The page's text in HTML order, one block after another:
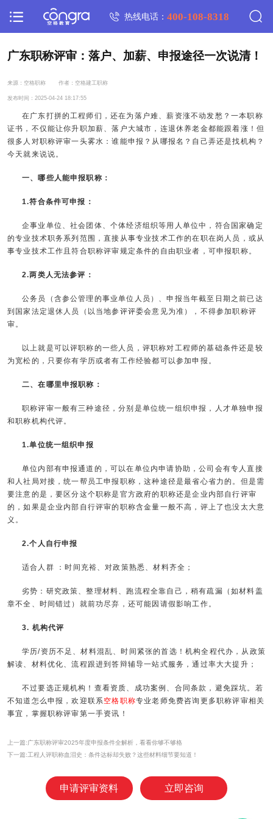
热线电话：400-108-8318
广东职称评审：落户、加薪、申报途径一次说清！
来源：空格职称 作者：空格建工职称
发布时间：2025-04-24 18:17:55
在广东打拼的工程师们，还在为落户难、薪资涨不动发愁？一本职称
证书，不仅能让你升职加薪、落户大城市，连退休养老金都能跟着涨！但
很多人对职称评审一头雾水：谁能申报？从哪报名？自己弄还是找机构？
今天就来说说。
一、哪些人能申报职称：
1.符合条件可申报：
企事业单位、社会团体、个体经济组织等用人单位中，符合国家确定
的专业技术职务系列范围，直接从事专业技术工作的在职在岗人员，或从
事专业技术工作且符合职称评审规定条件的自由职业者，可申报职称。
2.两类人无法参评：
公务员（含参公管理的事业单位人员）、申报当年截至日期之前已达
到国家法定退休人员（以当地参评评委会意见为准），不得参加职称评
审。
以上就是可以评职称的一些人员，评职称对工程师的基础条件还是较
为宽松的，只要你有学历或者有工作经验都可以参加申报。
二、在哪里申报职称：
职称评审一般有三种途径，分别是单位统一组织申报，人才单独申报
和职称机构代评。
1.单位统一组织申报
单位内部有申报通道的，可以在单位内申请协助，公司会有专人直接
和人社局对接，统一帮员工申报职称，这种途径是最省心省力的。但是需
要注意的是，要区分这个职称是官方政府的职称还是企业内部自行评审
的，如果是企业内部自行评审的职称含金量一般不高，评上了也没太大意
义。
2.个人自行申报
适合人群 ：时间充裕、对政策熟悉、材料齐全；
劣势：研究政策、整理材料、跑流程全靠自己，稍有疏漏（如材料盖
章不全、时间错过）就前功尽弃，还可能因请假影响工作。
3. 机构代评
学历/资历不足、材料混乱、时间紧张的首选！机构全程代办，从政策
解读、材料优化、流程跟进到答辩辅导一站式服务，通过率大大提升；
不过要选正规机构！查看资质、成功案例、合同条款，避免踩坑。若
不知道怎么申报，欢迎联系空格职称专业老师免费咨询更多职称评审相关
事宜，掌握职称评审第一手资讯！
上一篇:广东职称评审2025年度申报条件全解析，看看你够不够格
下一篇:工程人评职称血泪史：条件达标却失败？这些材料细节要知道！
申请评审资料 立即咨询